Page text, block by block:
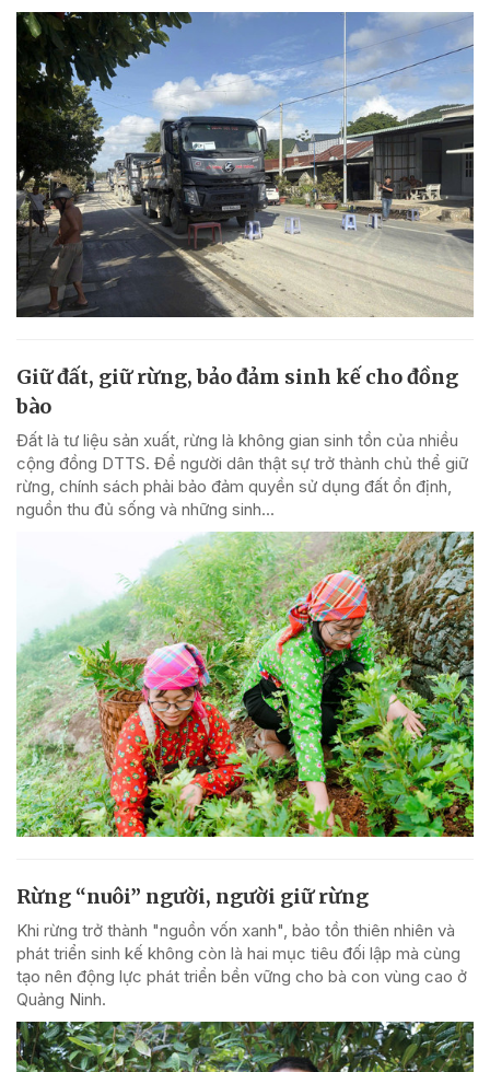
Giữ đất, giữ rừng, bảo đảm sinh kế cho đồng
bào
Đất là tư liệu sản xuất, rừng là không gian sinh tồn của nhiều
cộng đồng DTTS. Để người dân thật sự trở thành chủ thể giữ
rừng, chính sách phải bảo đảm quyền sử dụng đất ổn định,
nguồn thu đủ sống và những sinh...
Rừng “nuôi” người, người giữ rừng
Khi rừng trở thành "nguồn vốn xanh", bảo tồn thiên nhiên và
phát triển sinh kế không còn là hai mục tiêu đối lập mà cùng
tạo nên động lực phát triển bền vững cho bà con vùng cao ở
Quảng Ninh.